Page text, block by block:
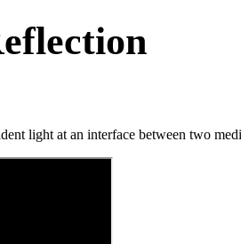
light at an interface between two